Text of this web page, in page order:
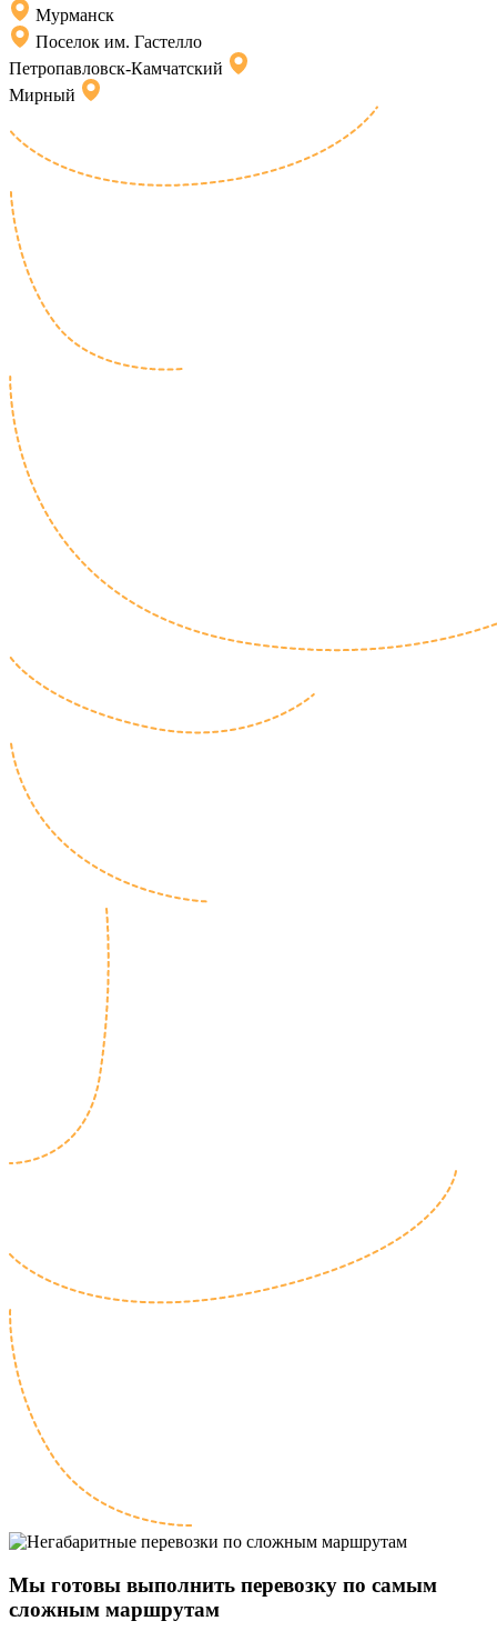
Мурманск
Поселок им. Гастелло
Петропавловск-Камчатский
Мирный
Мы готовы выполнить перевозку по самым
сложным маршрутам